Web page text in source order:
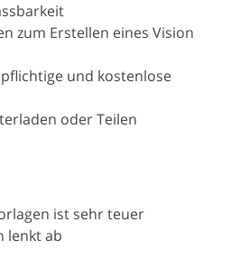
zum Erstellen eines Vision
und kostenlose
oder Teilen
ist sehr teuer
lenkt ab